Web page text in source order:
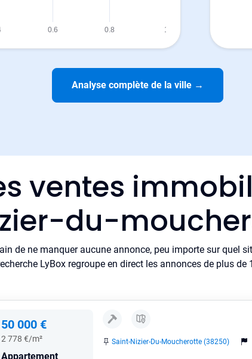
Analyse complète de la ville →
ventes
du-
de ne manquer aucune annonce, peu importe sur quel
LyBox regroupe en direct les annonces de plus
50 000 €
2 778 €/m²
Appartement
Saint-Nizier-Du-Moucherotte (38250)